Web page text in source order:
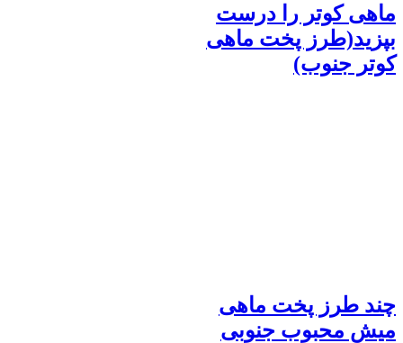
ماهی کوتر را درست
بپزید(طرز پخت ماهی
کوتر جنوب)
چند طرز پخت ماهی
میش محبوب جنوبی